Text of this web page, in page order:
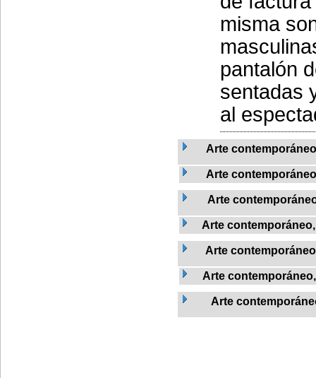
misma
pantalón
sentadas
al
Arte
Arte
Arte
Arte
Arte
Arte
Arte